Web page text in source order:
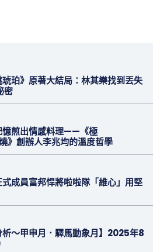
琥珀》原著大結局：林其樂找到丟失
密
憶煎出情感料理——《極
創辦人李兆均的溫度哲學
成員富邦悍將啦啦隊「維心」用堅
析～甲申月．驛馬動象月】2025年8